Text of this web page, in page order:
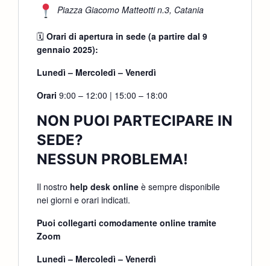
Piazza Giacomo Matteotti n.3, Catania
🗓 Orari di apertura in sede (a partire dal 9
gennaio 2025):
Lunedì – Mercoledì – Venerdì
Orari 9:00 – 12:00 | 15:00 – 18:00
NON PUOI PARTECIPARE IN
SEDE?
NESSUN PROBLEMA!
Il nostro help desk online è sempre disponibile
nei giorni e orari indicati.
Puoi collegarti comodamente online tramite
Zoom
Lunedì – Mercoledì – Venerdì